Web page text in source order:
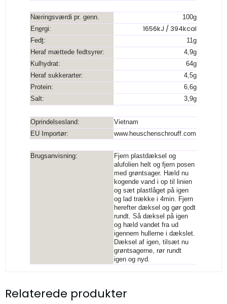
Næringsværdi pr. genn.
100g
Energi: 1656kJ / 394kcal
Fedt:
11g
Heraf mættede fedtsyrer:
4,9g
Kulhydrat:
64g
Heraf sukkerarter:
4,5g
Protein:
6,6g
Salt:
3,9g
Oprindelsesland:
Vietnam
EU Importør:
www.heuschenschrouff.com
Brugsanvisning:
Fjern plastdæksel og
alufolien helt og fjern posen
med grøntsager. Hæld nu
kogende vand i op til linien
og sæt plastlåget på igen
og lad trække i 4min. Fjern
herefter dæksel og gør godt
rundt. Så dæksel på igen
og hæld vandet fra ud
igennem hullerne i dækslet.
Dæksel af igen, tilsæt nu
grøntsagerne, rør rundt
igen og nyd.
Relaterede produkter